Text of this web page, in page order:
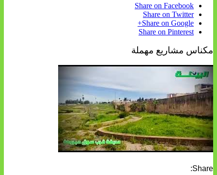
Share on Facebook
Share on Twitter
Share on Google+
Share on Pinterest
مكناس مشاريع مهملة
Share: